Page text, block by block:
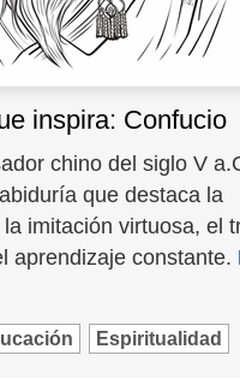
inspira: Confucio
chino del siglo V
que destaca la
imitación virtuosa, el
aprendizaje constante.
Espiritualidad